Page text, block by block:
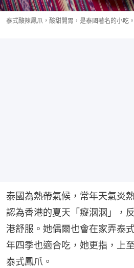
泰式酸辣鳳爪，酸甜開胃，是泰國著名的小吃。
泰國為熱帶氣候，常年天氣炎
認為香港的夏天「癡𣲷𣲷」，
港舒服。她偶爾也會在家弄泰
年四季也適合吃，她更指，上
泰式鳳爪。